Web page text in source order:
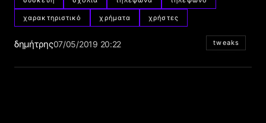
χαρακτηριστικό χρήματα χρήστες
δημήτρης07/05/2019 20:22 tweaks